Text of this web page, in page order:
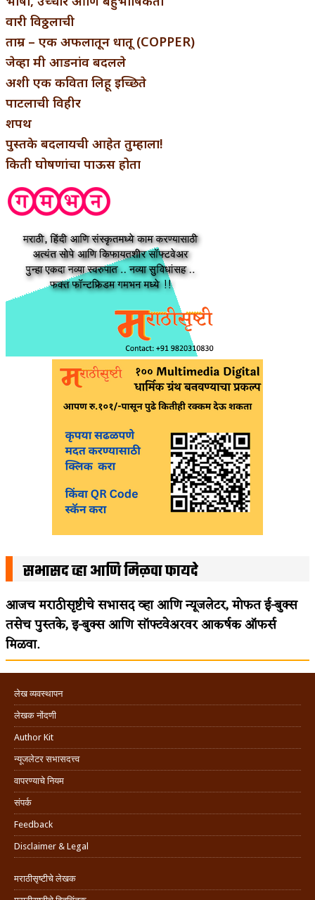
वारी विठ्ठलाची
ताम्र – एक अफलातून धातू (COPPER)
जेव्हा मी आडनांव बदलले
अशी एक कविता लिहू इच्छिते
पाटलाची विहीर
शपथ
पुस्तके बदलायची आहेत तुम्हाला!
किती घोषणांचा पाऊस होता
सभासद व्हा आणि मिळवा फायदे
आजच मराठीसृष्टीचे सभासद व्हा आणि न्यूजलेटर, मोफत ई-बुक्स
तसेच पुस्तके, इ-बुक्स आणि सॉफ्टवेअरवर आकर्षक ऑफर्स
मिळवा.
लेख व्यवस्थापन
लेखक नोंदणी
Author Kit
न्यूजलेटर सभासदत्त्व
वापरण्याचे नियम
संपर्क
Feedback
Disclaimer & Legal
मराठीसृष्टीचे लेखक